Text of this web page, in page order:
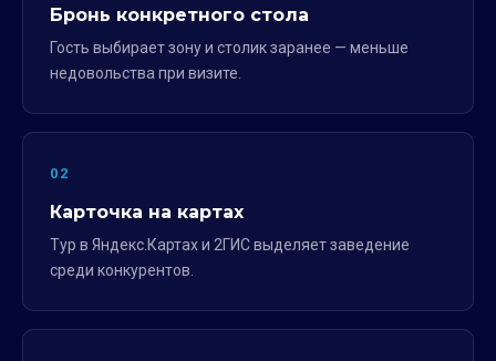
Бронь конкретного стола
Гость выбирает зону и столик заранее — меньше
недовольства при визите.
02
Карточка на картах
Тур в Яндекс.Картах и 2ГИС выделяет заведение
среди конкурентов.